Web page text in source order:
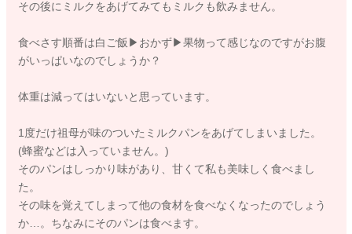
その後にミルクをあげてみてもミルクも飲みません。
食べさす順番は白ご飯▶︎おかず▶︎果物って感じなのですがお腹
がいっぱいなのでしょうか？
体重は減ってはいないと思っています。
1度だけ祖母が味のついたミルクパンをあげてしまいました。
(蜂蜜などは入っていません。)
そのパンはしっかり味があり、甘くて私も美味しく食べまし
た。
その味を覚えてしまって他の食材を食べなくなったのでしょう
か…。ちなみにそのパンは食べます。